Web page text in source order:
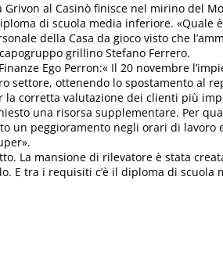
Grivon al Casinò finisce nel mirino del
di scuola media inferiore. «Quale
della Casa da gioco visto che
grillino Stefano Ferrero.
Ego Perron:« Il 20 novembre
settore, ottenendo lo spostamento al
la corretta valutazione dei clienti più
una risorsa supplementare. Per
un peggioramento negli orari di
La mansione di rilevatore è stata
E tra i requisiti c’è il diploma di scuola